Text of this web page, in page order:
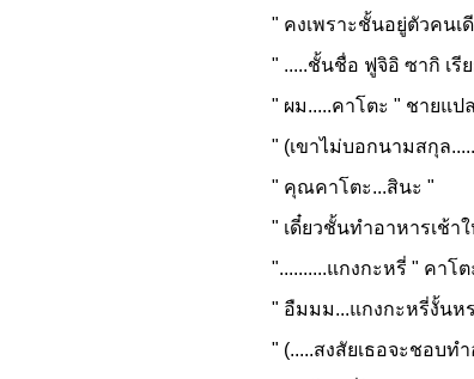
" คงเพราะชั้นอยู่ตัวคนเ
" .....ชั้นชื่อ ฟูจิอิ ซากิ เรี
" ผม.....คาโตะ " ชายแปลก
" (เขาไม่บอกนามสกุล.....ส
" คุณคาโตะ...สินะ "
" เดี๋ยวชั้นทำอาหารเช้าใ
"..........แกงกะหรี่ " คาโต
" อืมมม...แกงกะหรี่งั้นหรอ
" (.....สงสัยเธอจะชอบทำ